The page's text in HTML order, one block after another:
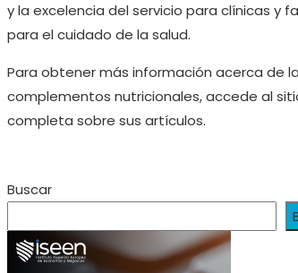
y la excelencia del servicio para clínicas y
para el cuidado de la salud.
Para obtener más información acerca de
complementos nutricionales, accede al
completa sobre sus artículos.
Buscar